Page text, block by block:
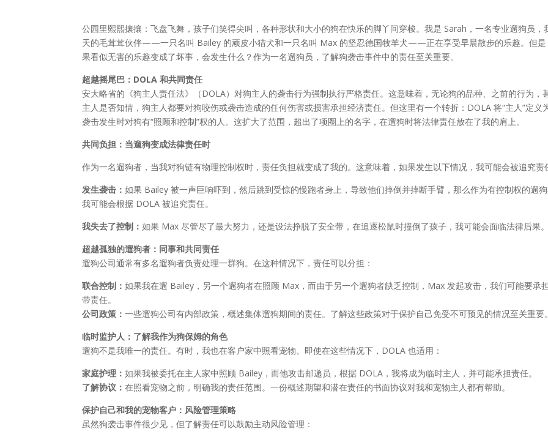
公园里熙熙攘攘：飞盘飞舞，孩子们笑得尖叫，各种形状和大小的狗在快乐的脚丫间穿梭。我是 Sarah，一名专业遛狗员，
天的毛茸茸伙伴——一只名叫 Bailey 的顽皮小猎犬和一只名叫 Max 的坚忍德国牧羊犬——正在享受早晨散步的乐趣。但是
果看似无害的乐趣变成了坏事，会发生什么？作为一名遛狗员，了解狗袭击事件中的责任至关重要。
超越摇尾巴：DOLA 和共同责任
安大略省的《狗主人责任法》（DOLA）对狗主人的袭击行为强制执行严格责任。这意味着，无论狗的品种、之前的行为，
主人是否知情，狗主人都要对狗咬伤或袭击造成的任何伤害或损害承担经济责任。但这里有一个转折：DOLA 将“主人”定义
袭击发生时对狗有“照顾和控制”权的人。这扩大了范围，超出了项圈上的名字，在遛狗时将法律责任放在了我的肩上。
共同负担：当遛狗变成法律责任时
作为一名遛狗者，当我对狗链有物理控制权时，责任负担就变成了我的。这意味着，如果发生以下情况，我可能会被追究责
发生袭击：如果 Bailey 被一声巨响吓到，然后跳到受惊的慢跑者身上，导致他们摔倒并摔断手臂，那么作为有控制权的遛
我可能会根据 DOLA 被追究责任。
我失去了控制：如果 Max 尽管尽了最大努力，还是设法挣脱了安全带，在追逐松鼠时撞倒了孩子，我可能会面临法律后果
超越孤独的遛狗者：同事和共同责任
遛狗公司通常有多名遛狗者负责处理一群狗。在这种情况下，责任可以分担：
联合控制：如果我在遛 Bailey，另一个遛狗者在照顾 Max，而由于另一个遛狗者缺乏控制，Max 发起攻击，我们可能要承
带责任。
公司政策：一些遛狗公司有内部政策，概述集体遛狗期间的责任。了解这些政策对于保护自己免受不可预见的情况至关重要
临时监护人：了解我作为狗保姆的角色
遛狗不是我唯一的责任。有时，我也在客户家中照看宠物。即使在这些情况下，DOLA 也适用：
家庭护理：如果我被委托在主人家中照顾 Bailey，而他攻击邮递员，根据 DOLA，我将成为临时主人，并可能承担责任。
了解协议：在照看宠物之前，明确我的责任范围。一份概述期望和潜在责任的书面协议对我和宠物主人都有帮助。
保护自己和我的宠物客户：风险管理策略
虽然狗袭击事件很少见，但了解责任可以鼓励主动风险管理：